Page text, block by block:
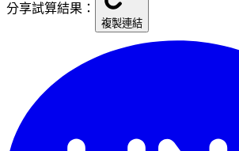
分享試算結果：
複製連結